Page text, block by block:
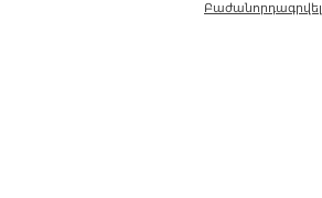
Բաժանորդագրվել